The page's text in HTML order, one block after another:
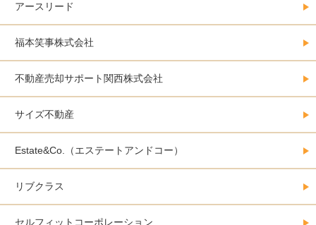
アースリード
福本笑事株式会社
不動産売却サポート関西株式会社
サイズ不動産
Estate&Co.（エステートアンドコー）
リブクラス
セルフィットコーポレーション